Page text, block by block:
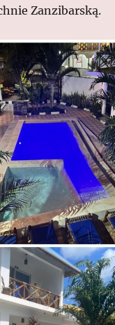
Zanzibarską.